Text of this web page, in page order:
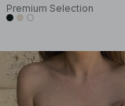
Premium Selection